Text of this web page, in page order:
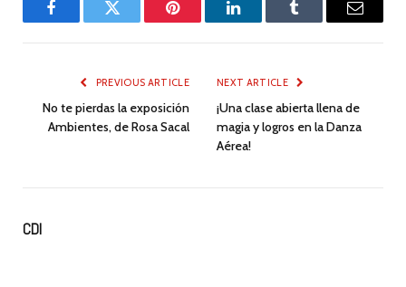
FacebookTwitter Pinterest LinkedInTumblr Email
PREVIOUS ARTICLE
No te pierdas la exposición
Ambientes, de Rosa Sacal
NEXT ARTICLE
¡Una clase abierta llena de
magia y logros en la Danza
Aérea!
CDI